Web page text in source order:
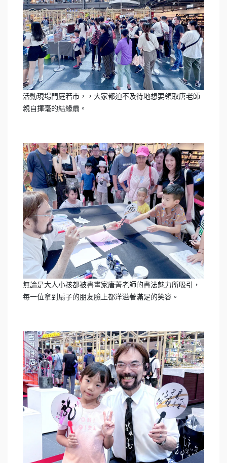
活動現場門庭若市，，大家都迫不及待地想要領取唐老師
親自揮毫的結緣扇。
無論是大人小孩都被書畫家唐菁老師的書法魅力所吸引，
每一位拿到扇子的朋友臉上都洋溢著滿足的笑容。